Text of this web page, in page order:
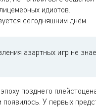
идиотов.
сегодняшним днём.
азартных игр не
позднего
У первых